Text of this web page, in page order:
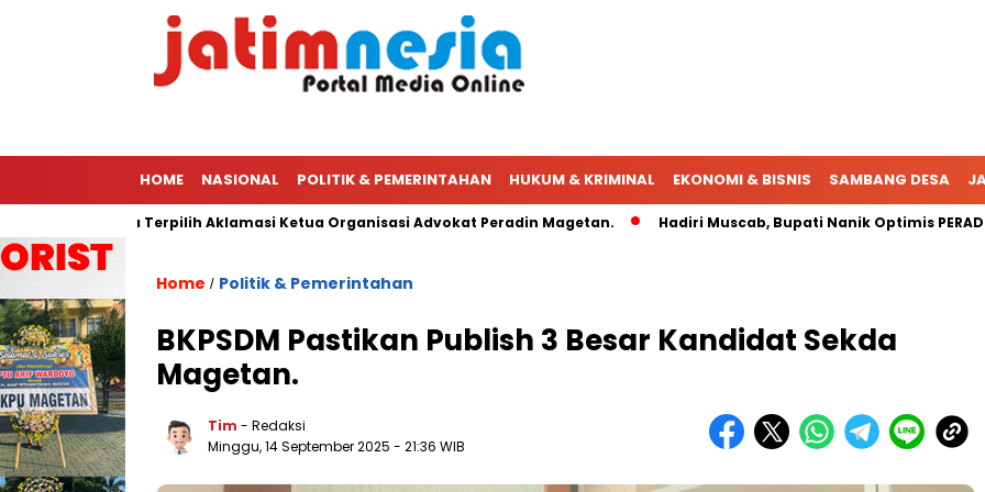
HOME NASIONAL POLITIK & PEMERINTAHAN HUKUM & KRIMINAL EKONOMI & BISNIS SAMBANG DESA
Hingga Terpilih Aklamasi Ketua Organisasi Advokat Peradin Magetan. Hadiri Muscab, Bupati Nanik Optimis PERADIN
Home / Politik & Pemerintahan
BKPSDM Pastikan Publish 3 Besar Kandidat Sekda
Magetan.
Tim - Redaksi
Minggu, 14 September 2025 - 21:36 WIB